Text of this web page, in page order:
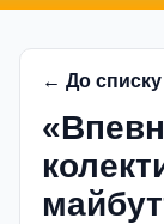
← До